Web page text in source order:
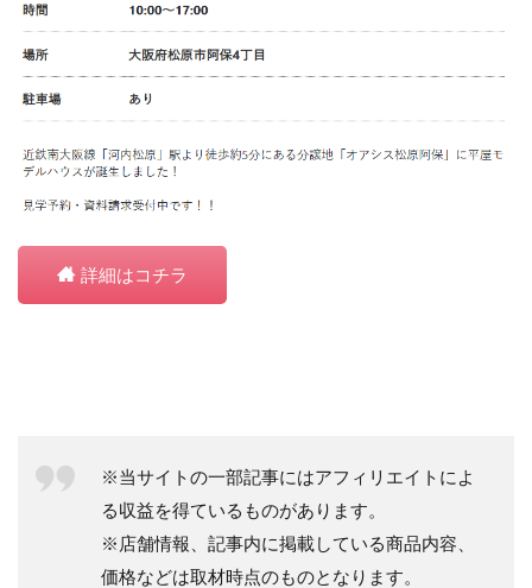
詳細はコチラ
※当サイトの一部記事にはアフィリエイトによ
る収益を得ているものがあります。
※店舗情報、記事内に掲載している商品内容、
価格などは取材時点のものとなります。